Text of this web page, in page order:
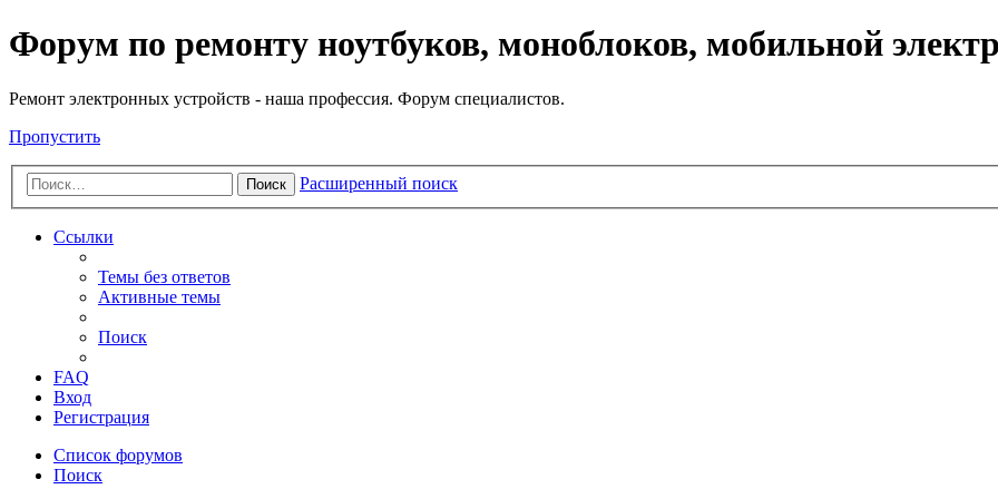
Регистрация
Форум по ремонту ноутбуков, моноблоков, мобильной
Ремонт электронных устройств - наша профессия. Форум специалистов.
Пропустить
Поиск Расширенный поиск
Ссылки
Темы без ответов
Активные темы
Поиск
FAQ
Вход
Регистрация
Список форумов
Поиск